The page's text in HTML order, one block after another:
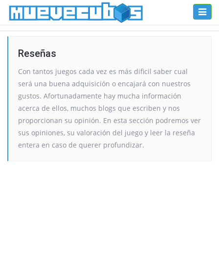
Toggle
Reseñas
Con tantos juegos cada vez es más dificil saber cual
será una buena adquisición o encajará con nuestros
gustos. Afortunadamente hay mucha información
acerca de ellos, muchos blogs que escriben y nos
proporcionan su opinión. En esta sección podremos ver
sus opiniones, su valoración del juego y leer la reseña
entera en caso de querer profundizar.